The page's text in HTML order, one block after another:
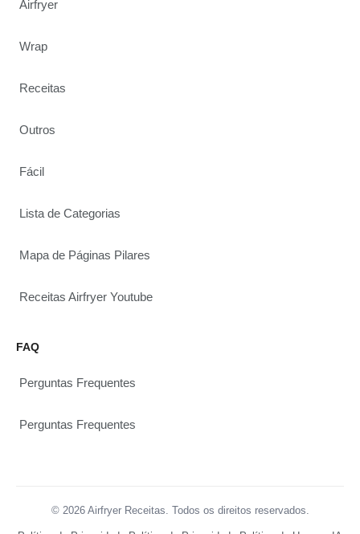
Airfryer
Wrap
Receitas
Outros
Fácil
Lista de Categorias
Mapa de Páginas Pilares
Receitas Airfryer Youtube
FAQ
Perguntas Frequentes
Perguntas Frequentes
© 2026 Airfryer Receitas. Todos os direitos reservados.